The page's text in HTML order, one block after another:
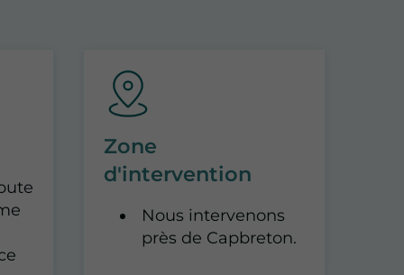
Zone
d'intervention
Nous intervenons
près de Capbreton.